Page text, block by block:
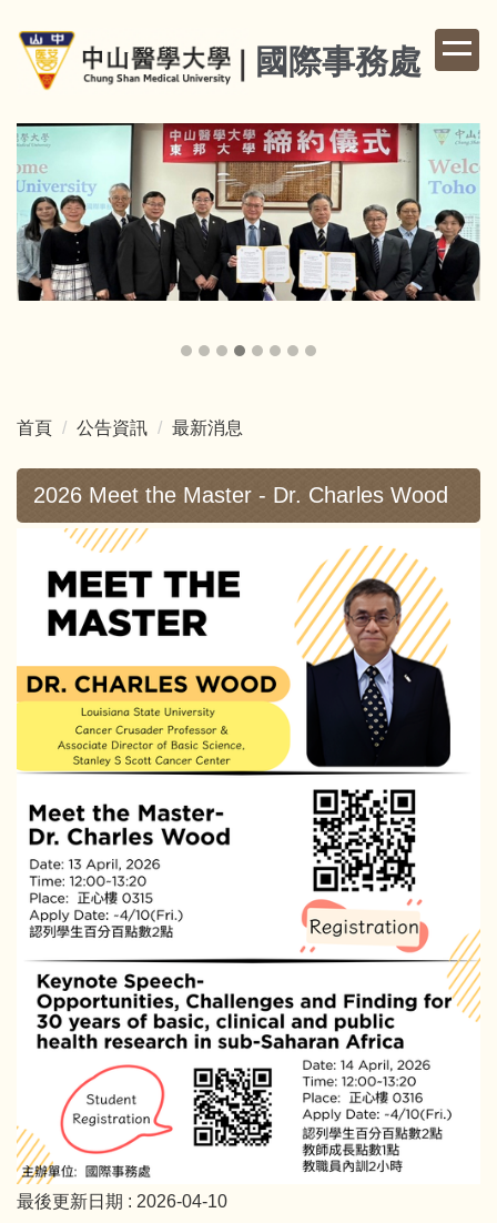
到
內
容
區
國際事務處
首頁 公告資訊 最新消息
2026 Meet the Master - Dr. Charles Wood
最後更新日期 : 2026-04-10